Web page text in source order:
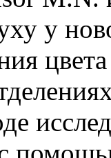
у